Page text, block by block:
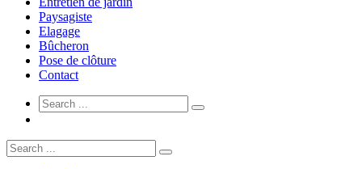
Paysagiste
Elagage
Bûcheron
Pose de clôture
Contact